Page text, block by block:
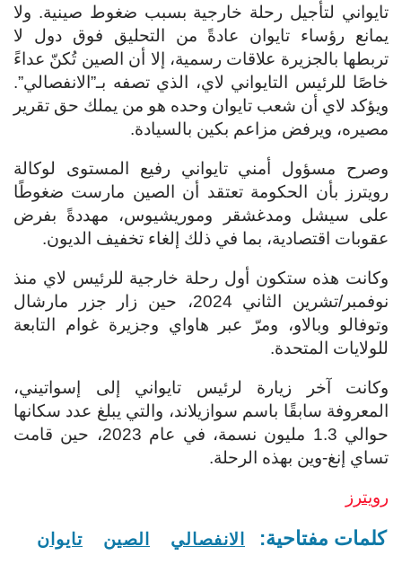
تايواني لتأجيل رحلة خارجية بسبب ضغوط صينية. ولا
يمانع رؤساء تايوان عادةً من التحليق فوق دول لا
تربطها بالجزيرة علاقات رسمية، إلا أن الصين تُكنّ عداءً
خاصًا للرئيس التايواني لاي، الذي تصفه بـ”الانفصالي”.
ويؤكد لاي أن شعب تايوان وحده هو من يملك حق تقرير
مصيره، ويرفض مزاعم بكين بالسيادة.
وصرح مسؤول أمني تايواني رفيع المستوى لوكالة
رويترز بأن الحكومة تعتقد أن الصين مارست ضغوطًا
على سيشل ومدغشقر وموريشيوس، مهددةً بفرض
عقوبات اقتصادية، بما في ذلك إلغاء تخفيف الديون.
وكانت هذه ستكون أول رحلة خارجية للرئيس لاي منذ
نوفمبر/تشرين الثاني 2024، حين زار جزر مارشال
وتوفالو وبالاو، ومرّ عبر هاواي وجزيرة غوام التابعة
للولايات المتحدة.
وكانت آخر زيارة لرئيس تايواني إلى إسواتيني،
المعروفة سابقًا باسم سوازيلاند، والتي يبلغ عدد سكانها
حوالي 1.3 مليون نسمة، في عام 2023، حين قامت
تساي إنغ-وين بهذه الرحلة.
رويترز
كلمات مفتاحية: الانفصالي الصين تايوان